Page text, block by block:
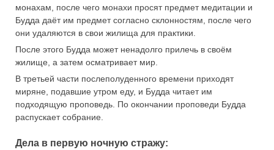
монахам, после чего монахи просят предмет медитации и
Будда даёт им предмет согласно склонностям, после чего
они удаляются в свои жилища для практики.
После этого Будда может ненадолго прилечь в своём
жилище, а затем осматривает мир.
В третьей части послеполуденного времени приходят
миряне, подавшие утром еду, и Будда читает им
подходящую проповедь. По окончании проповеди Будда
распускает собрание.
Дела в первую ночную стражу: